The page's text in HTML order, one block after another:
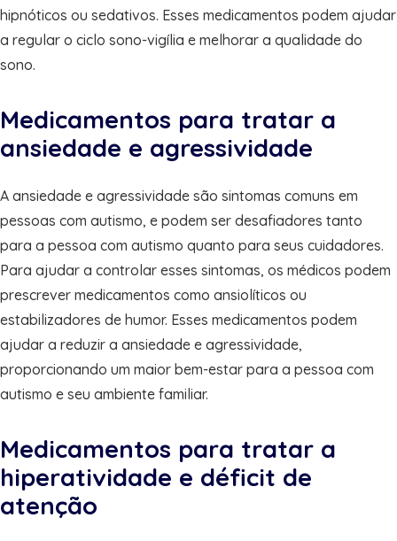
hipnóticos ou sedativos. Esses medicamentos podem ajudar
a regular o ciclo sono-vigília e melhorar a qualidade do
sono.
Medicamentos para tratar a
ansiedade e agressividade
A ansiedade e agressividade são sintomas comuns em
pessoas com autismo, e podem ser desafiadores tanto
para a pessoa com autismo quanto para seus cuidadores.
Para ajudar a controlar esses sintomas, os médicos podem
prescrever medicamentos como ansiolíticos ou
estabilizadores de humor. Esses medicamentos podem
ajudar a reduzir a ansiedade e agressividade,
proporcionando um maior bem-estar para a pessoa com
autismo e seu ambiente familiar.
Medicamentos para tratar a
hiperatividade e déficit de
atenção